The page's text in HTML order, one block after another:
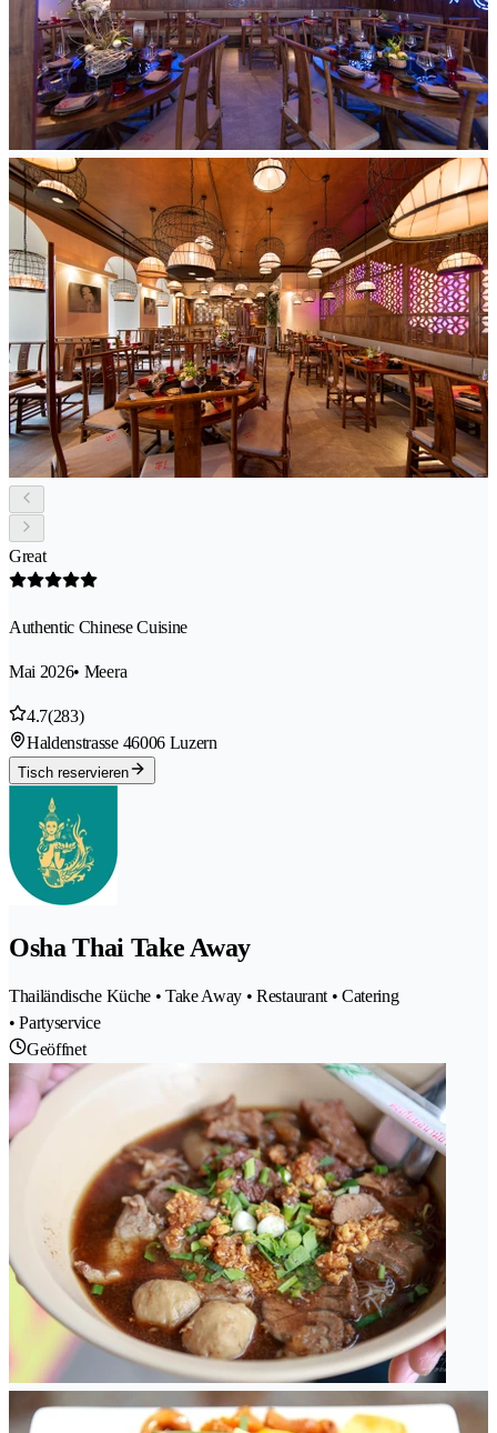
Great
Authentic Chinese Cuisine
Mai 2026• Meera
4.7(283)
Haldenstrasse 46006 Luzern
Tisch reservieren
Osha Thai Take Away
Thailändische Küche • Take Away • Restaurant • Catering
• Partyservice
Geöffnet